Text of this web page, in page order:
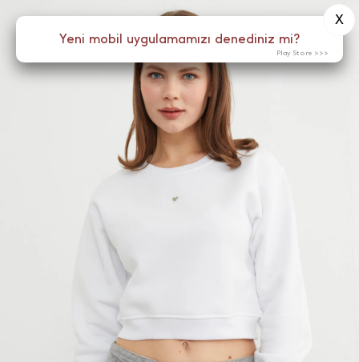
Menü
Yeni mobil uygulamamızı denediniz mi?
X
Play Store >>>